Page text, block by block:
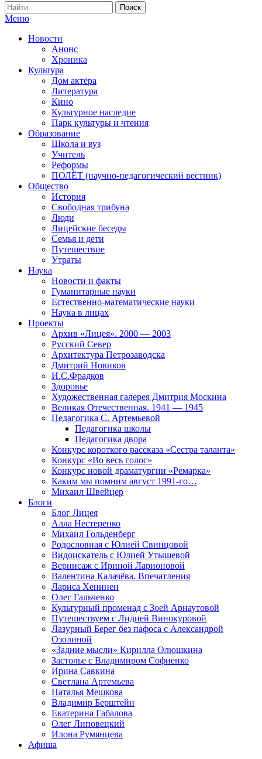
Меню
Новости
Анонс
Хроника
Культура
Дом актёра
Литература
Кино
Культурное наследие
Парк культуры и чтения
Образование
Школа и вуз
Учитель
Реформы
ПОЛЁТ (научно-педагогический вестник)
Общество
История
Свободная трибуна
Люди
Лицейские беседы
Семья и дети
Путешествие
Утраты
Наука
Новости и факты
Гуманитарные науки
Естественно-математические науки
Наука в лицах
Проекты
Архив «Лицея». 2000 — 2003
Русский Север
Архитектура Петрозаводска
Дмитрий Новиков
И.С.Фрадков
Здоровье
Художественная галерея Дмитрия Москина
Великая Отечественная. 1941 — 1945
Педагогика С. Артемьевой
Педагогика школы
Педагогика двора
Конкурс короткого рассказа «Сестра таланта»
Конкурс «Во весь голос»
Конкурс новой драматургии «Ремарка»
Каким мы помним август 1991-го…
Михаил Швейцер
Блоги
Блог Лицея
Алла Нестеренко
Михаил Гольденберг
Родословная с Юлией Свинцовой
Видоискатель с Юлией Утышевой
Вернисаж с Ириной Ларионовой
Валентина Калачёва. Впечатления
Лариса Хенинен
Олег Гальченко
Культурный променад с Зоей Арнаутовой
Путешествуем с Лидией Винокуровой
Лазурный Берег без пафоса с Александрой
Озолиной
«Задние мысли» Кирилла Олюшкина
Застолье с Владимиром Софиенко
Ирина Савкина
Светлана Артемьева
Наталья Мешкова
Владимир Берштейн
Екатерина Габалова
Олег Липовецкий
Илона Румянцева
Афиша